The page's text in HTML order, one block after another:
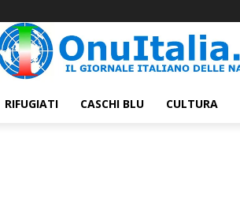
RIFUGIATI CASCHI BLU CULTURA